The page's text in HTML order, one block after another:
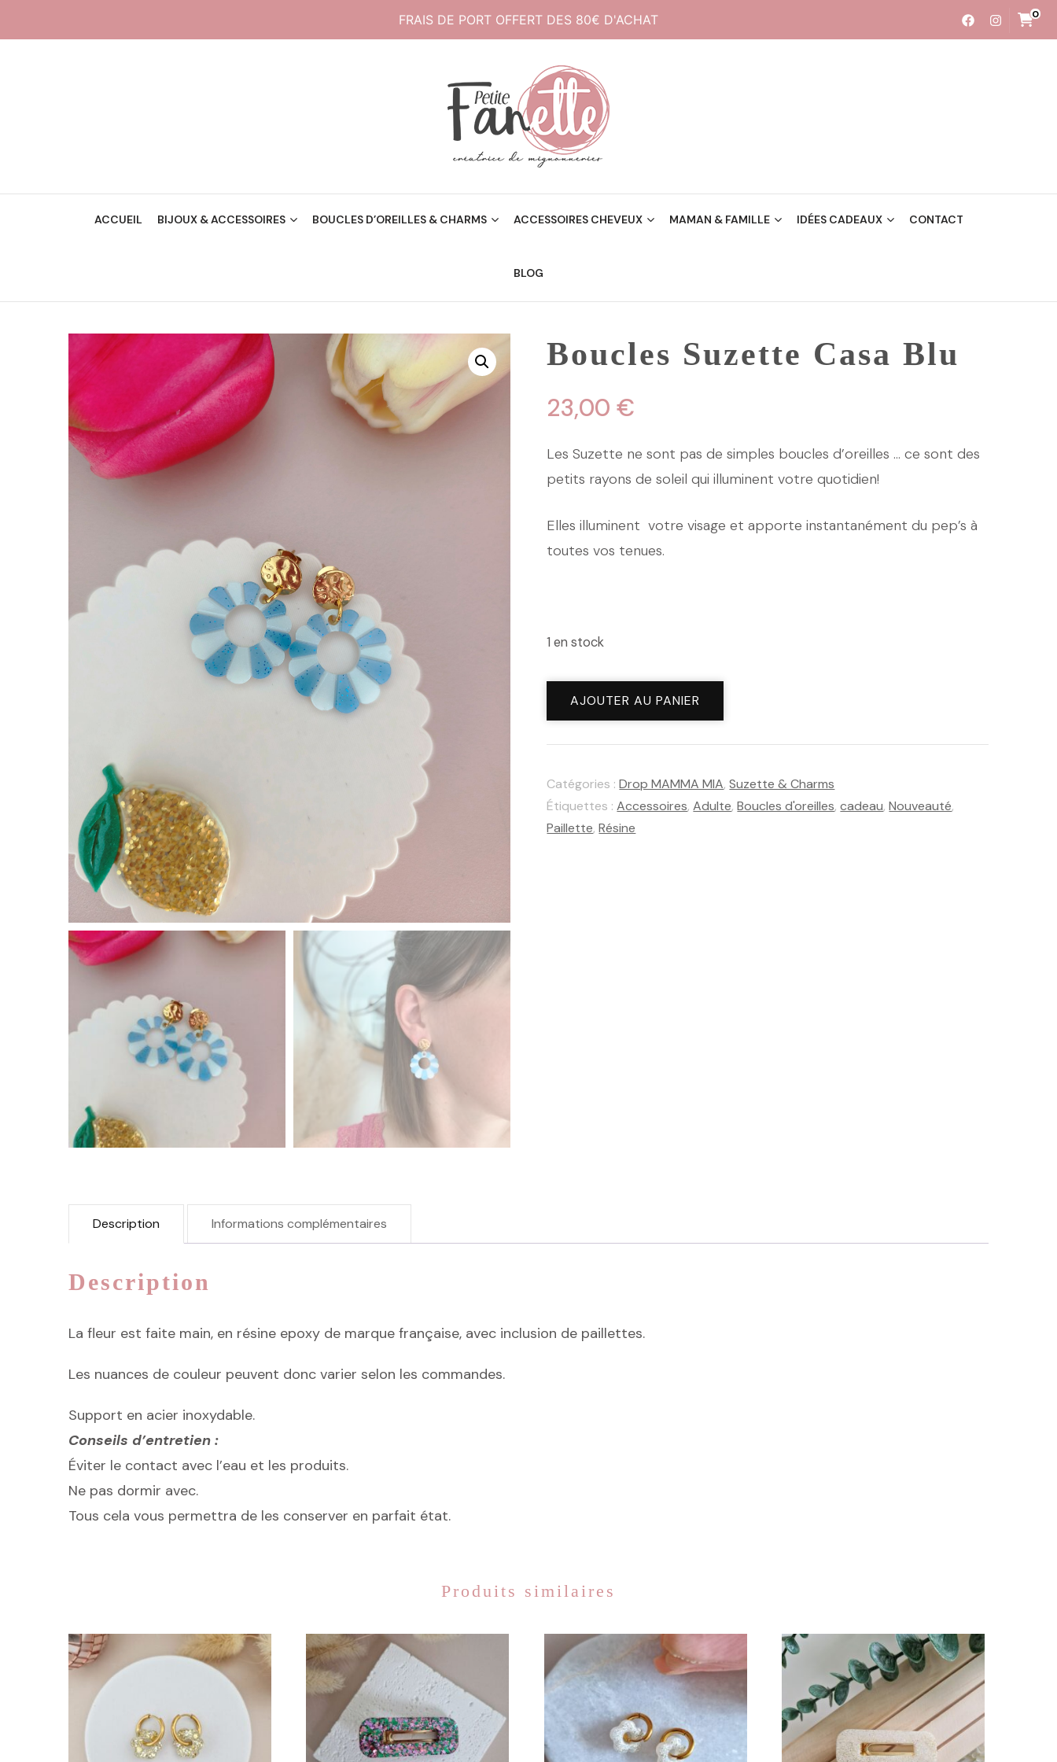
FRAIS DE PORT OFFERT DES 80€ D'ACHAT 0
Petite Fanette
Créatrice de mignonneries
ACCUEIL BIJOUX & ACCESSOIRES BOUCLES D’OREILLES & CHARMS ACCESSOIRES CHEVEUX MAMAN & FAMILLE IDÉES CADEAUX CONTACT
BLOG
Boucles Suzette Casa Blu
23,00€
Les Suzette ne sont pas de simples boucles d’oreilles … ce sont des
petits rayons de soleil qui illuminent votre quotidien!
Elles illuminent votre visage et apporte instantanément du pep’s à
toutes vos tenues.
1 en stock
quantité
Casa
Blu
AJOUTER AU PANIER
Catégories :Drop MAMMA MIA,Suzette & Charms
Étiquettes :Accessoires,Adulte,Boucles d'oreilles,cadeau,Nouveauté,
Paillette,Résine
Description Informations complémentaires
Description
La fleur est faite main, en résine epoxy de marque française, avec inclusion de paillettes.
Les nuances de couleur peuvent donc varier selon les commandes.
Support en acier inoxydable.
Conseils d’entretien :
Éviter le contact avec l’eau et les produits.
Ne pas dormir avec.
Tous cela vous permettra de les conserver en parfait état.
Produits similaires